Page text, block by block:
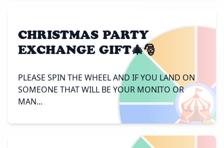
🎪
CHRISTMAS PARTY
EXCHANGE GIFT🎄🎅
PLEASE SPIN THE WHEEL AND IF YOU LAND ON
SOMEONE THAT WILL BE YOUR MONITO OR
MAN...